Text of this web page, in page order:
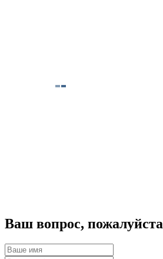
Ваш вопрос, пожалуйста